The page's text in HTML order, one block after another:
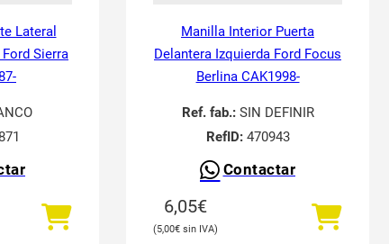
Lateral
Sierra
Manilla Interior Puerta
Delantera Izquierda Ford Focus
Berlina CAK1998-
Ref. fab.:SIN DEFINIR
RefID:470943
Contactar
6,05€
5,00€